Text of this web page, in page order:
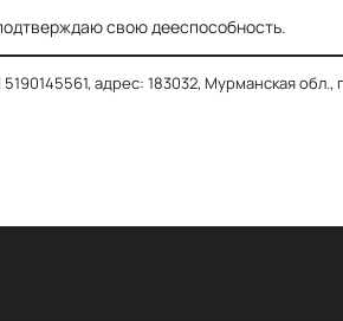
свою дееспособность.
адрес: 183032, Мурманская обл.,